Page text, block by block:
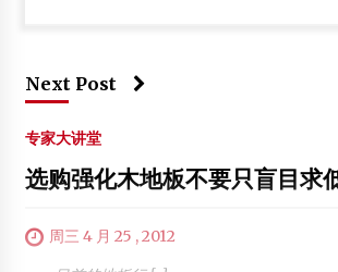
Next Post
专家大讲堂
选购强化木地板不要只盲目求
周三 4 月 25 , 2012